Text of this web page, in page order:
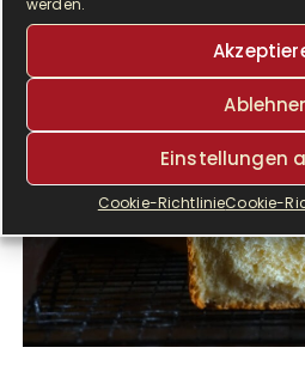
werden.
Einstellungen
Cookie-RichtlinieCookie-